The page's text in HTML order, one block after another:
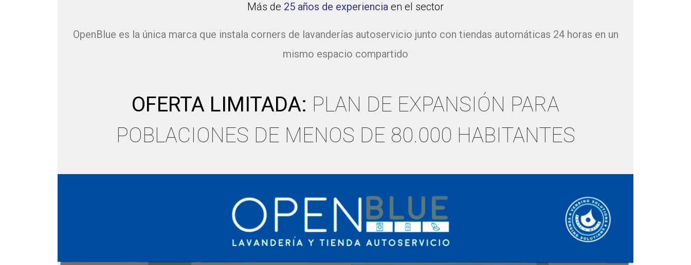
Más de 25 años de experiencia en el sector
OpenBlue es la única marca que instala corners de lavanderías autoservicio junto con tiendas automáticas 24 horas en un
mismo espacio compartido
OFERTA LIMITADA: PLAN DE EXPANSIÓN PARA
POBLACIONES DE MENOS DE 80.000 HABITANTES